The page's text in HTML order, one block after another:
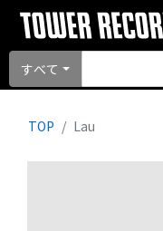
すべて
TOP Lau